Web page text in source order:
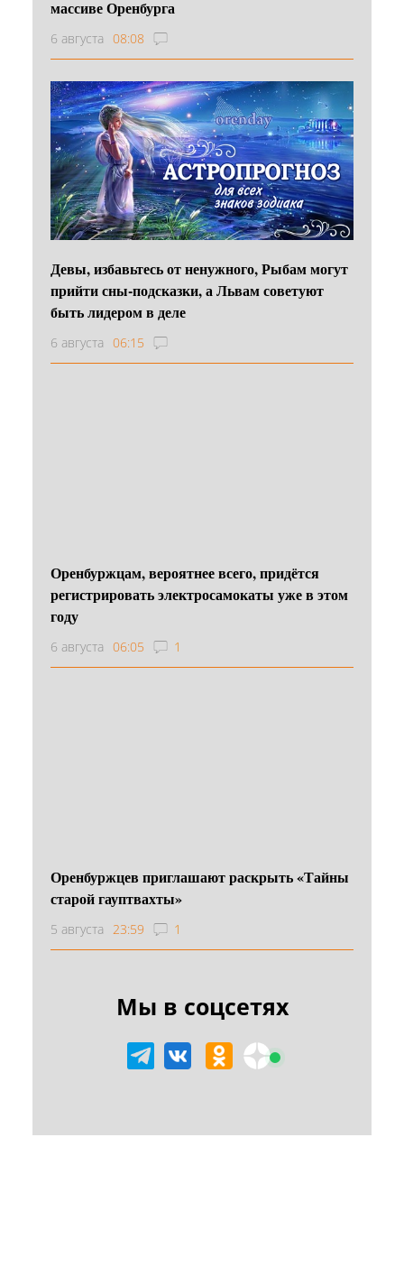
массиве Оренбурга
6 августа 08:08
Девы, избавьтесь от ненужного, Рыбам могут
прийти сны-подсказки, а Львам советуют
быть лидером в деле
6 августа 06:15
Оренбуржцам, вероятнее всего, придётся
регистрировать электросамокаты уже в этом
году
6 августа 06:05 1
Оренбуржцев приглашают раскрыть «Тайны
старой гауптвахты»
5 августа 23:59 1
Мы в соцсетях